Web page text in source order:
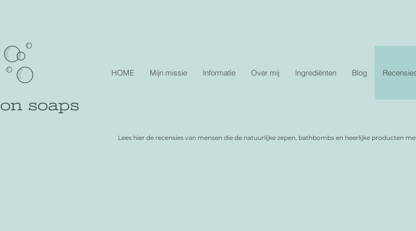
soaps
HOME Mijn missie Informatie Over mij Ingrediënten Blog
Lees hier de recensies van mensen die de natuurlijke zepen, bathbombs en heerlijke producten